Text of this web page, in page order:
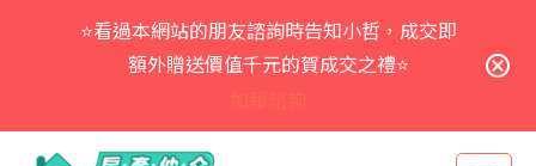
⭐看過本網站的朋友諮詢時告知小哲，成交即
額外贈送價值千元的賀成交之禮⭐
容